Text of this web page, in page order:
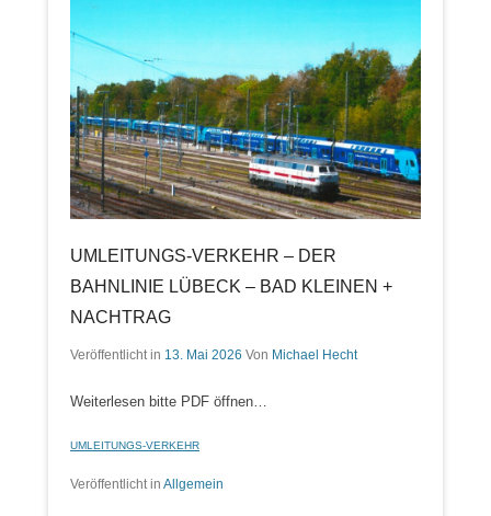
UMLEITUNGS-VERKEHR – DER
BAHNLINIE LÜBECK – BAD KLEINEN +
NACHTRAG
Veröffentlicht in 13. Mai 2026 Von Michael Hecht
Weiterlesen bitte PDF öffnen…
UMLEITUNGS-VERKEHR
Veröffentlicht in Allgemein